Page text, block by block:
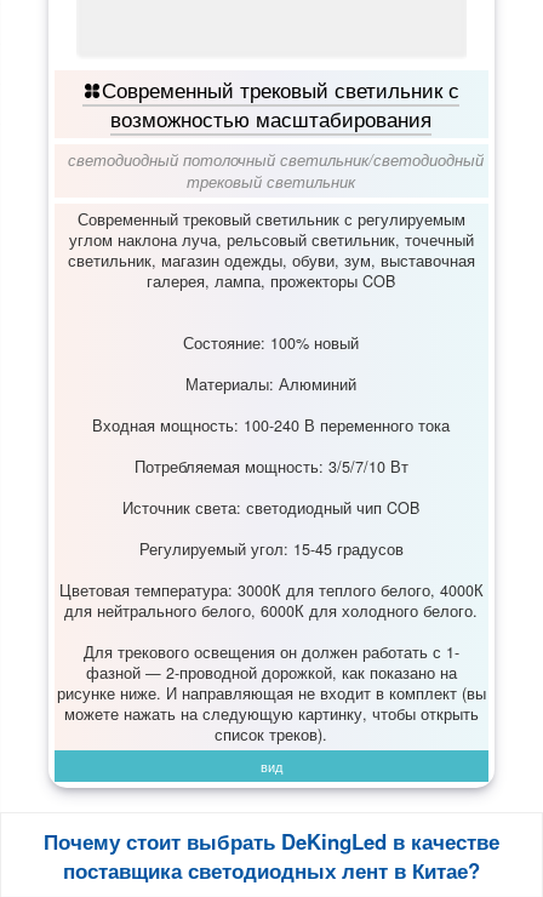
Современный трековый светильник с
возможностью масштабирования
светодиодный потолочный светильник/светодиодный
трековый светильник
Современный трековый светильник с регулируемым
углом наклона луча, рельсовый светильник, точечный
светильник, магазин одежды, обуви, зум, выставочная
галерея, лампа, прожекторы COB
Состояние: 100% новый
Материалы: Алюминий
Входная мощность: 100-240 В переменного тока
Потребляемая мощность: 3/5/7/10 Вт
Источник света: светодиодный чип COB
Регулируемый угол: 15-45 градусов
Цветовая температура: 3000К для теплого белого, 4000К
для нейтрального белого, 6000К для холодного белого.
Для трекового освещения он должен работать с 1-
фазной — 2-проводной дорожкой, как показано на
рисунке ниже. И направляющая не входит в комплект (вы
можете нажать на следующую картинку, чтобы открыть
список треков).
вид
Почему стоит выбрать DeKingLed в качестве
поставщика светодиодных лент в Китае?